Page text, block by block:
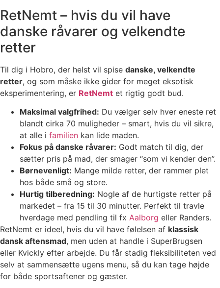
RetNemt – hvis du vil have
danske råvarer og velkendte
retter
Til dig i Hobro, der helst vil spise danske, velkendte
retter, og som måske ikke gider for meget eksotisk
eksperimentering, er RetNemt et rigtig godt bud.
Maksimal valgfrihed: Du vælger selv hver eneste ret
blandt cirka 70 muligheder – smart, hvis du vil sikre,
at alle i familien kan lide maden.
Fokus på danske råvarer: Godt match til dig, der
sætter pris på mad, der smager “som vi kender den”.
Børnevenligt: Mange milde retter, der rammer plet
hos både små og store.
Hurtig tilberedning: Nogle af de hurtigste retter på
markedet – fra 15 til 30 minutter. Perfekt til travle
hverdage med pendling til fx Aalborg eller Randers.
RetNemt er ideel, hvis du vil have følelsen af klassisk
dansk aftensmad, men uden at handle i SuperBrugsen
eller Kvickly efter arbejde. Du får stadig fleksibiliteten ved
selv at sammensætte ugens menu, så du kan tage højde
for både sportsaftener og gæster.